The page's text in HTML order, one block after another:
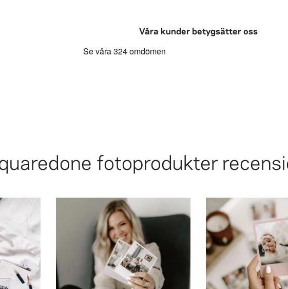
Våra kunder betygsätter oss
fotoprodukter
🌷💚💕 In
from